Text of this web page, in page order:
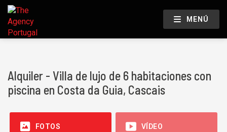
MENÚ
Alquiler - Villa de lujo de 6 habitaciones con
piscina en Costa da Guia, Cascais
FOTOS VÍDEO